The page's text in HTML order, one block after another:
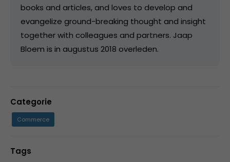
books and articles, and loves to develop and
evangelize ground-breaking thought and insight
together with colleagues and partners. Jaap
Bloem is in augustus 2018 overleden.
Categorie
Commerce
Tags